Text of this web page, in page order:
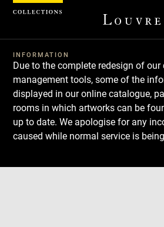
INFORMATION
Due to the complete redesign of
management tools, some of the
displayed in our online catalogue,
rooms in which artworks can be
up to date. We apologise for any
caused while normal service is
Download
Next
Previous
Cookies management panel